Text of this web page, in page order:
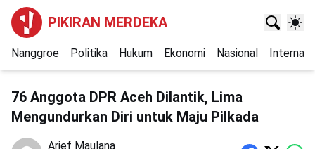
PIKIRAN MERDEKA
Nanggroe Politika Hukum Ekonomi Nasional
76 Anggota DPR Aceh Dilantik, Lima
Mengundurkan Diri untuk Maju Pilkada
Arief Maulana